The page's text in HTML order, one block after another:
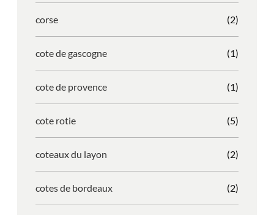
corse (2)
cote de gascogne (1)
cote de provence (1)
cote rotie (5)
coteaux du layon (2)
cotes de bordeaux (2)